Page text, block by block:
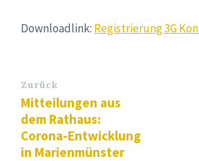
Downloadlink: Registrierung 3G
Zurück
Mitteilungen aus
dem Rathaus:
Corona-Entwicklung
in Marienmünster